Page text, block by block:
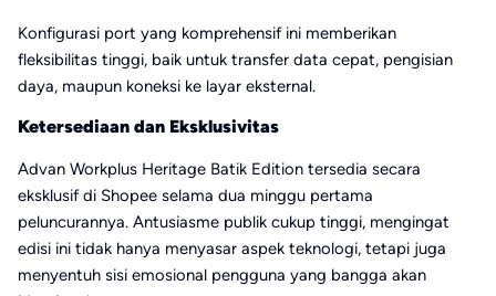
Konfigurasi port yang komprehensif ini memberikan
fleksibilitas tinggi, baik untuk transfer data cepat, pengisian
daya, maupun koneksi ke layar eksternal.
Ketersediaan dan Eksklusivitas
Advan Workplus Heritage Batik Edition tersedia secara
eksklusif di Shopee selama dua minggu pertama
peluncurannya. Antusiasme publik cukup tinggi, mengingat
edisi ini tidak hanya menyasar aspek teknologi, tetapi juga
menyentuh sisi emosional pengguna yang bangga akan